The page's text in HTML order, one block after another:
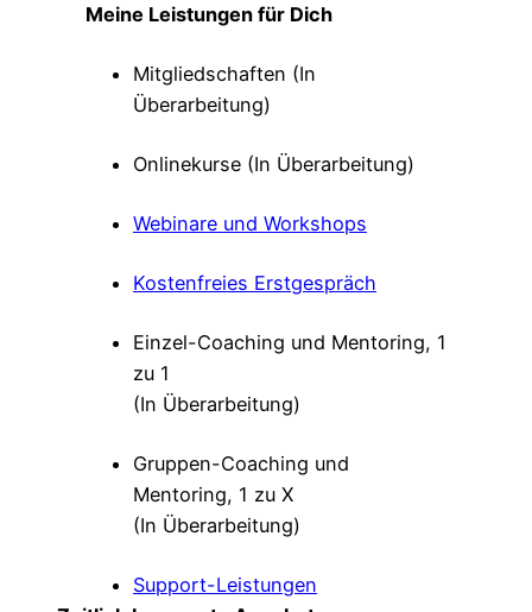
Meine Leistungen für Dich
Mitgliedschaften (In
Überarbeitung)
Onlinekurse (In Überarbeitung)
Webinare und Workshops
Kostenfreies Erstgespräch
Einzel-Coaching und Mentoring, 1
zu 1
(In Überarbeitung)
Gruppen-Coaching und
Mentoring, 1 zu X
(In Überarbeitung)
Support-Leistungen